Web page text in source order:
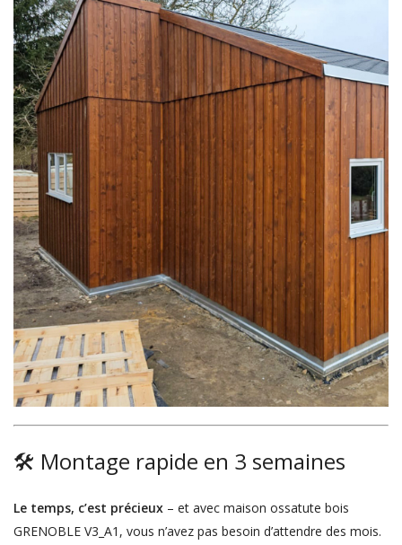
🛠️ Montage rapide en 3 semaines
Le temps, c’est précieux– et avec maison ossatute bois
GRENOBLE V3_A1, vous n’avez pas besoin d’attendre des mois.